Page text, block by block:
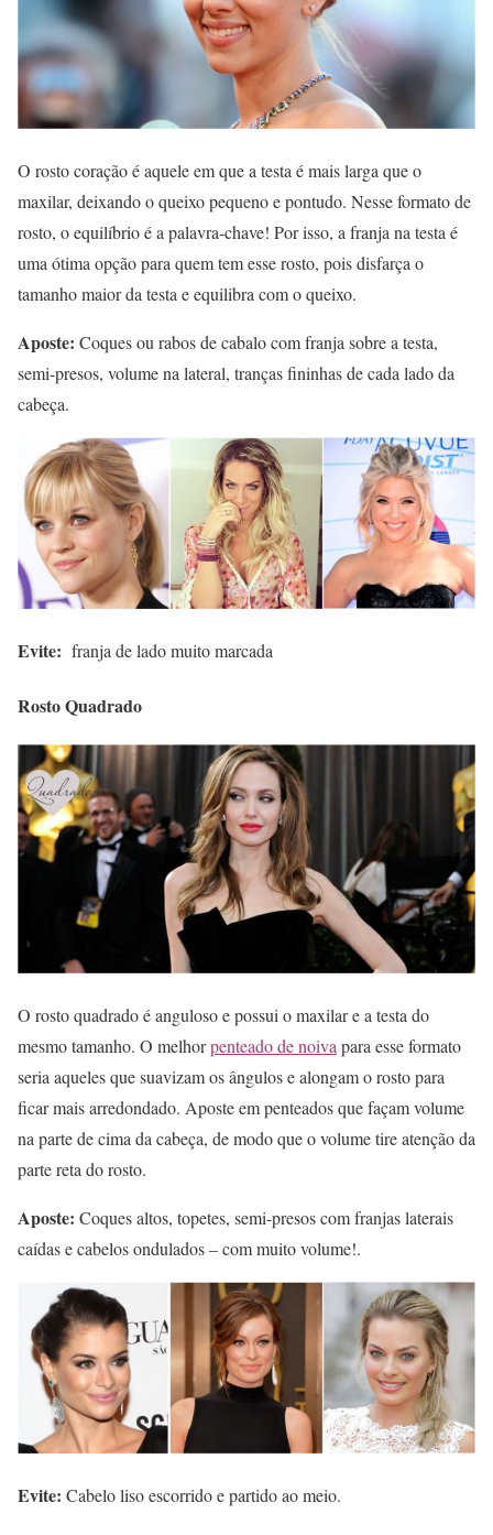
O rosto coração é aquele em que a testa é mais larga que o
maxilar, deixando o queixo pequeno e pontudo. Nesse formato de
rosto, o equilíbrio é a palavra-chave! Por isso, a franja na testa é
uma ótima opção para quem tem esse rosto, pois disfarça o
tamanho maior da testa e equilibra com o queixo.
Aposte: Coques ou rabos de cabalo com franja sobre a testa,
semi-presos, volume na lateral, tranças fininhas de cada lado da
cabeça.
Evite: franja de lado muito marcada
Rosto Quadrado
O rosto quadrado é anguloso e possui o maxilar e a testa do
mesmo tamanho. O melhorpenteado de noiva para esse formato
seria aqueles que suavizam os ângulos e alongam o rosto para
ficar mais arredondado. Aposte em penteados que façam volume
na parte de cima da cabeça, de modo que o volume tire atenção da
parte reta do rosto.
Aposte: Coques altos, topetes, semi-presos com franjas laterais
caídas e cabelos ondulados – com muito volume!.
Evite: Cabelo liso escorrido e partido ao meio.